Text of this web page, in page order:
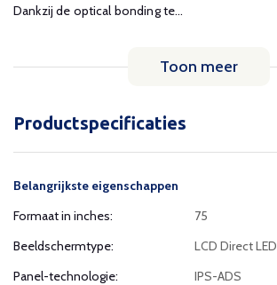
Dankzij de optical bonding te...
Toon meer
Productspecificaties
Belangrijkste eigenschappen
Formaat in inches:
75
Beeldschermtype:
LCD Direct LED
Panel-technologie:
IPS-ADS